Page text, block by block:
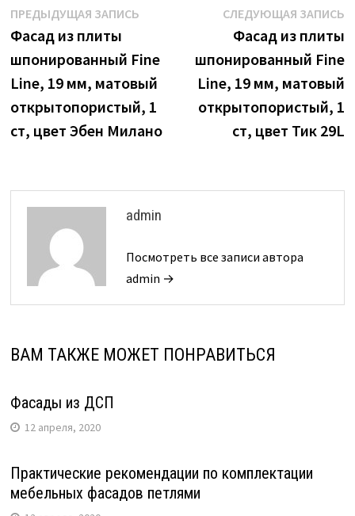
Навигация
по
записям
ПРЕДЫДУЩАЯ ЗАПИСЬПредыдущая
Фасад из плиты
шпонированный Fine
Line, 19 мм, матовый
открытопористый, 1
ст, цвет Эбен Милано
СЛЕДУЮЩАЯ ЗАПИСЬ
Фасад из плиты
шпонированный Fine
Line, 19 мм, матовый
открытопористый, 1
ст, цвет Тик 29L
admin
Посмотреть все записи автора
admin →
ВАМ ТАКЖЕ МОЖЕТ ПОНРАВИТЬСЯ
Фасады из ДСП
12 апреля, 2020
Практические рекомендации по комплектации
мебельных фасадов петлями